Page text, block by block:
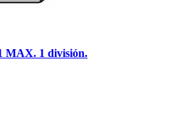
MAX. 1 división.